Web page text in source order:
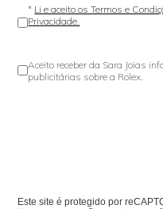
* Li e aceito os Termos e
Privacidade.
Aceito receber da Sara Joias
publicitárias sobre a Rolex.
Este site é protegido por